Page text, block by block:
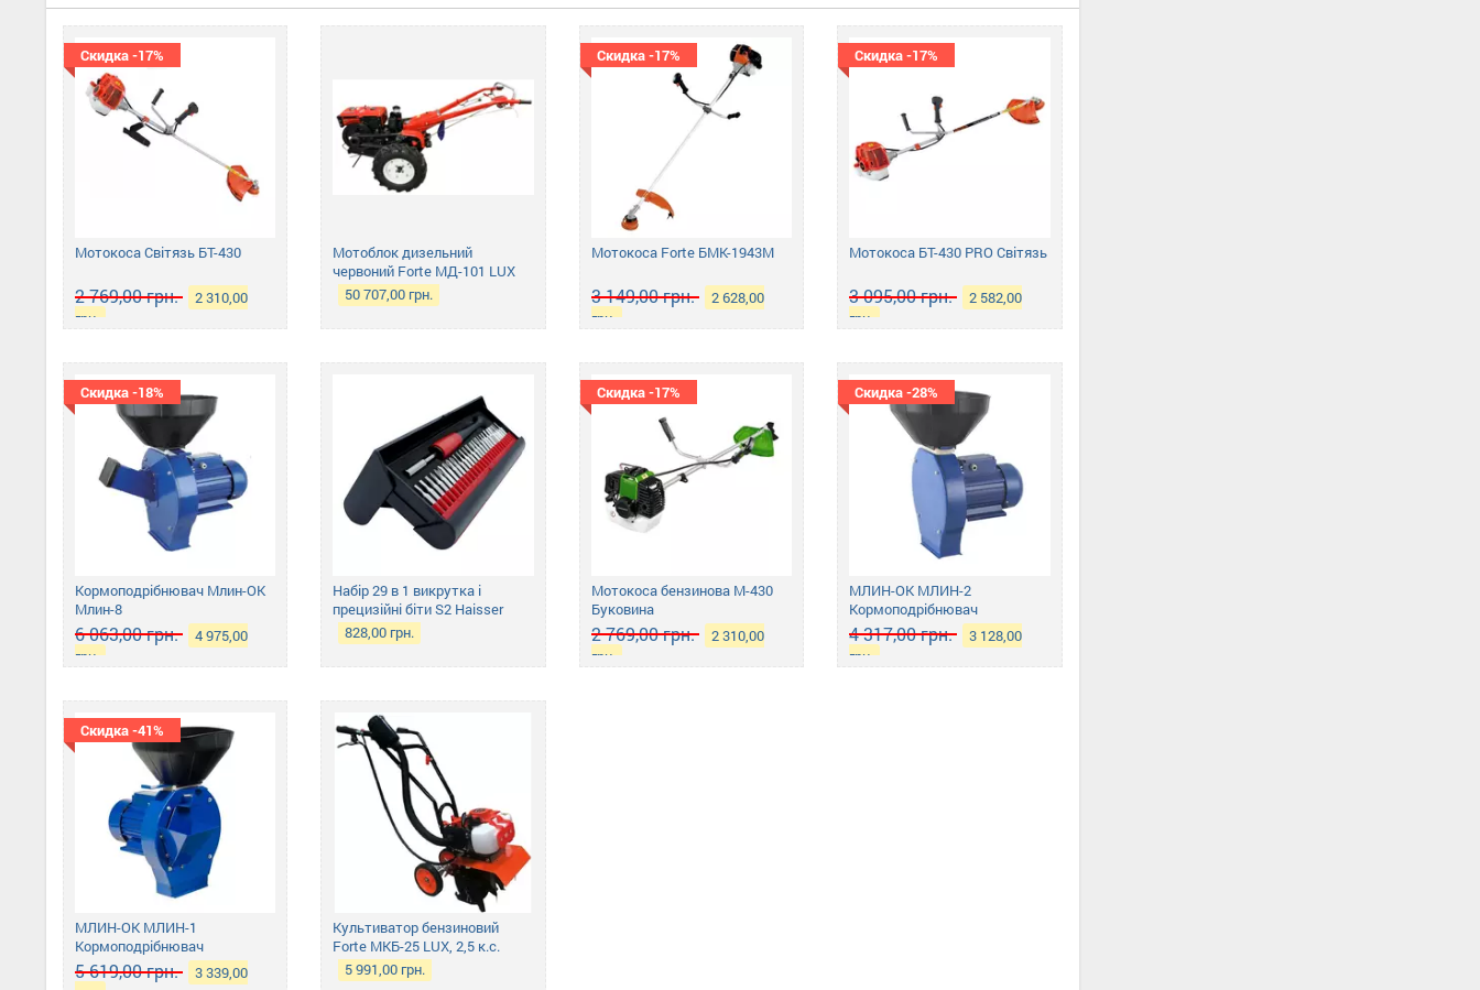
Скидка -17%
Мотокоса Світязь БТ-430
2 769,00 грн.
2 310,00
грн.
Мотоблок дизельний
червоний Forte МД-101 LUX
без плуга
50 707,00 грн.
Скидка -17%
Мотокоса Forte БMK-1943М
3 149,00 грн.
2 628,00
грн.
Скидка -17%
Мотокоса БТ-430 PRO Світязь
3 095,00 грн.
2 582,00
грн.
Скидка -18%
Кормоподрібнювач Млин-ОК
Млин-8
6 063,00 грн.
4 975,00
грн.
Набір 29 в 1 викрутка і
прецизійні біти S2 Haisser
49200
828,00 грн.
Скидка -17%
Мотокоса бензинова М-430
Буковина
2 769,00 грн.
2 310,00
грн.
Скидка -28%
МЛИН-ОК МЛИН-2
Кормоподрібнювач
4 317,00 грн.
3 128,00
грн.
Скидка -41%
МЛИН-ОК МЛИН-1
Кормоподрібнювач
5 619,00 грн.
3 339,00
Культиватор бензиновий
Forte МКБ-25 LUX, 2,5 к.с.
(червоний)
5 991,00 грн.